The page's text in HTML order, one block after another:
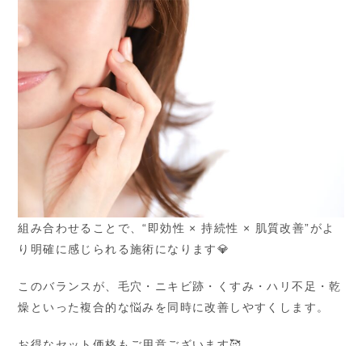
組み合わせることで、“即効性 × 持続性 × 肌質改善”がよ
り明確に感じられる施術になります💎
このバランスが、毛穴・ニキビ跡・くすみ・ハリ不足・乾
燥といった複合的な悩みを同時に改善しやすくします。